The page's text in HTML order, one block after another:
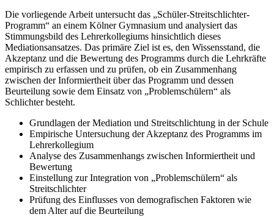
Die vorliegende Arbeit untersucht das „Schüler-Streitschlichter-
Programm“ an einem Kölner Gymnasium und analysiert das
Stimmungsbild des Lehrerkollegiums hinsichtlich dieses
Mediationsansatzes. Das primäre Ziel ist es, den Wissensstand, die
Akzeptanz und die Bewertung des Programms durch die Lehrkräfte
empirisch zu erfassen und zu prüfen, ob ein Zusammenhang
zwischen der Informiertheit über das Programm und dessen
Beurteilung sowie dem Einsatz von „Problemschülern“ als
Schlichter besteht.
Grundlagen der Mediation und Streitschlichtung in der Schule
Empirische Untersuchung der Akzeptanz des Programms im
Lehrerkollegium
Analyse des Zusammenhangs zwischen Informiertheit und
Bewertung
Einstellung zur Integration von „Problemschülern“ als
Streitschlichter
Prüfung des Einflusses von demografischen Faktoren wie
dem Alter auf die Beurteilung